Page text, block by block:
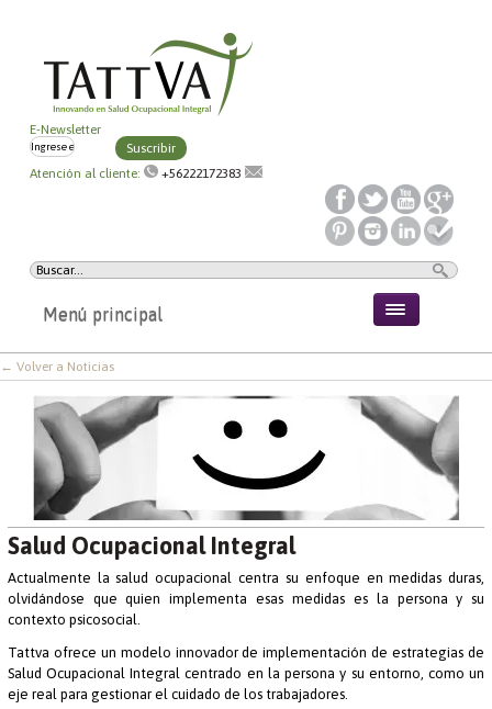
E-Newsletter
Suscribir
Atención al cliente:
+56222172383
Menú principal
← Volver a Noticias
Salud Ocupacional Integral
Actualmente la salud ocupacional centra su enfoque en medidas duras,
olvidándose que quien implementa esas medidas es la persona y su
contexto psicosocial.
Tattva ofrece un modelo innovador de implementación de estrategias de
Salud Ocupacional Integral centrado en la persona y su entorno, como un
eje real para gestionar el cuidado de los trabajadores.